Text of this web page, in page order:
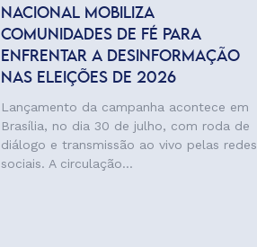
NACIONAL MOBILIZA
COMUNIDADES DE FÉ PARA
ENFRENTAR A DESINFORMAÇÃO
NAS ELEIÇÕES DE 2026
Lançamento da campanha acontece em
Brasília, no dia 30 de julho, com roda de
diálogo e transmissão ao vivo pelas redes
sociais. A circulação...